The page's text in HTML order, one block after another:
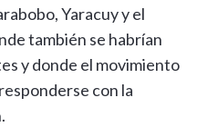
Yaracuy y el
también se habrían
y donde el movimiento
con la